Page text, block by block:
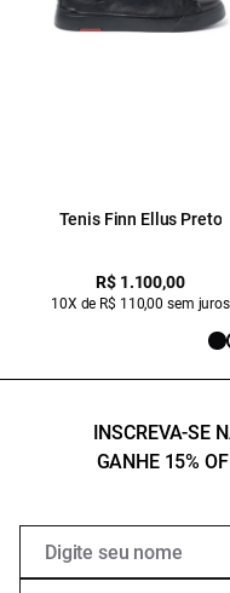
Tenis Finn Ellus Preto
R$ 1.100,00
10X de R$ 110,00 sem juros
INSCREVA-SE
GANHE 15%